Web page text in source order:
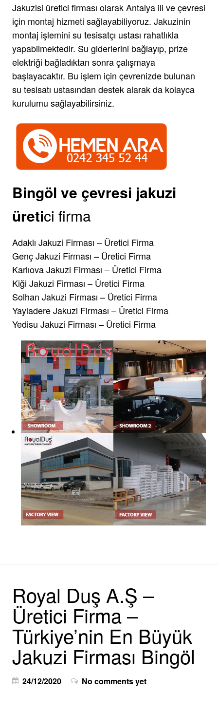
Jakuzisi üretici firması olarak Antalya ili ve çevresi
için montaj hizmeti sağlayabiliyoruz. Jakuzinin
montaj işlemini su tesisatçı ustası rahatlıkla
yapabilmektedir. Su giderlerini bağlayıp, prize
elektriği bağladıktan sonra çalışmaya
başlayacaktır. Bu işlem için çevrenizde bulunan
su tesisatı ustasından destek alarak da kolayca
kurulumu sağlayabilirsiniz.
Bingöl ve çevresi jakuzi
üretici firma
Adaklı Jakuzi Firması – Üretici Firma
Genç Jakuzi Firması – Üretici Firma
Karlıova Jakuzi Firması – Üretici Firma
Kiği Jakuzi Firması – Üretici Firma
Solhan Jakuzi Firması – Üretici Firma
Yayladere Jakuzi Firması – Üretici Firma
Yedisu Jakuzi Firması – Üretici Firma
Royal Duş A.Ş –
Üretici Firma –
Türkiye’nin En Büyük
Jakuzi Firması Bingöl
24/12/2020 No comments yet